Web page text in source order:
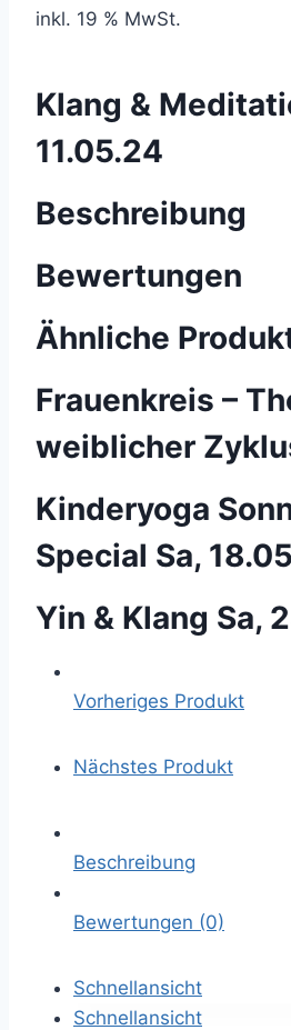
inkl. 19 % MwSt.
Klang &
11.05.24
Beschreibung
Bewertungen
Ähnliche
Frauenkreis –
weiblicher
Kinderyoga
Special Sa,
Yin & Klang Sa,
Vorheriges Produkt
Nächstes Produkt
Beschreibung
Bewertungen (0)
Schnellansicht
Schnellansicht